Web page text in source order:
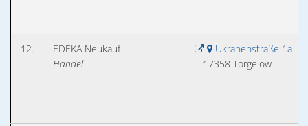
12.
EDEKA Neukauf
Handel
Ukranenstraße 1a
17358 Torgelow